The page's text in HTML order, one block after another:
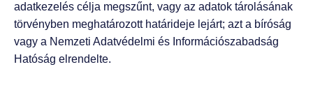
adatkezelés célja megszűnt, vagy az adatok tárolásának
törvényben meghatározott határideje lejárt; azt a bíróság
vagy a Nemzeti Adatvédelmi és Információszabadság
Hatóság elrendelte.